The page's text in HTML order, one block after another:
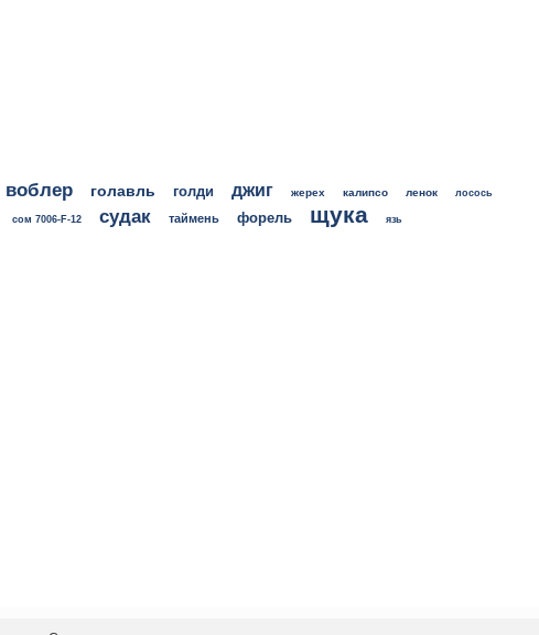
воблер голавль голди джиг жерех калипсо ленок лосось
сом 7006-F-12 судак таймень форель щука язь